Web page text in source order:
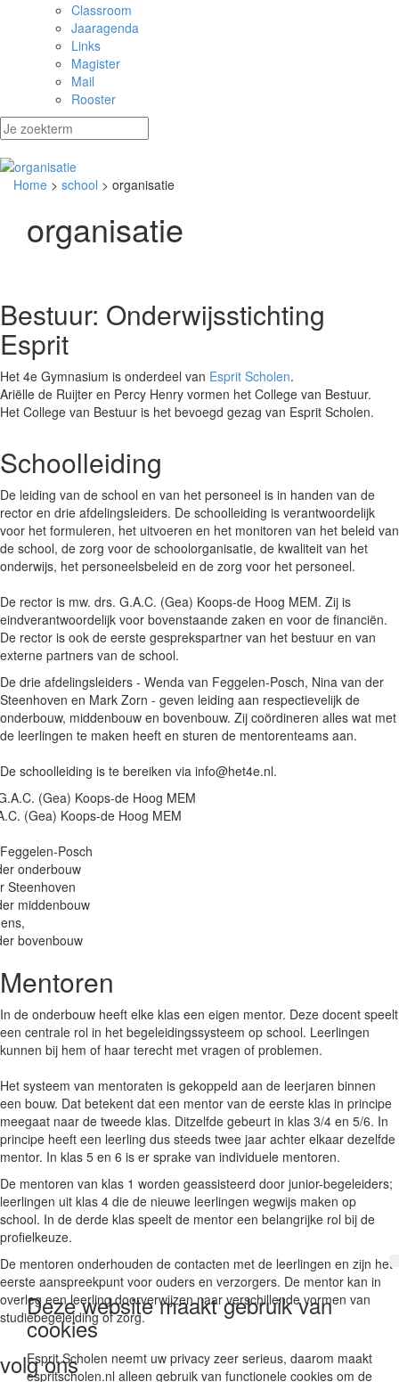
Classroom
Jaaragenda
Links
Magister
Mail
Rooster
Home > school > organisatie
organisatie
Bestuur: Onderwijsstichting
Esprit
Het 4e Gymnasium is onderdeel van Esprit Scholen.
Ariëlle de Ruijter en Percy Henry vormen het College van Bestuur.
Het College van Bestuur is het bevoegd gezag van Esprit Scholen.
Schoolleiding
De leiding van de school en van het personeel is in handen van de
rector en drie afdelingsleiders. De schoolleiding is verantwoordelijk
voor het formuleren, het uitvoeren en het monitoren van het beleid van
de school, de zorg voor de schoolorganisatie, de kwaliteit van het
onderwijs, het personeelsbeleid en de zorg voor het personeel.
De rector is mw. drs. G.A.C. (Gea) Koops-de Hoog MEM. Zij is
eindverantwoordelijk voor bovenstaande zaken en voor de financiën.
De rector is ook de eerste gesprekspartner van het bestuur en van
externe partners van de school.
De drie afdelingsleiders - Wenda van Feggelen-Posch, Nina van der
Steenhoven en Mark Zorn - geven leiding aan respectievelijk de
onderbouw, middenbouw en bovenbouw. Zij coördineren alles wat met
de leerlingen te maken heeft en sturen de mentorenteams aan.
De schoolleiding is te bereiken via info@het4e.nl.
(Gea) Koops-de Hoog MEM
Posch
onderbouw
Steenhoven
middenbouw
bovenbouw
Mentoren
In de onderbouw heeft elke klas een eigen mentor. Deze docent speelt
een centrale rol in het begeleidingssysteem op school. Leerlingen
kunnen bij hem of haar terecht met vragen of problemen.
Het systeem van mentoraten is gekoppeld aan de leerjaren binnen
een bouw. Dat betekent dat een mentor van de eerste klas in principe
meegaat naar de tweede klas. Ditzelfde gebeurt in klas 3/4 en 5/6. In
principe heeft een leerling dus steeds twee jaar achter elkaar dezelfde
mentor. In klas 5 en 6 is er sprake van individuele mentoren.
De mentoren van klas 1 worden geassisteerd door junior-begeleiders;
leerlingen uit klas 4 die de nieuwe leerlingen wegwijs maken op
school. In de derde klas speelt de mentor een belangrijke rol bij de
profielkeuze.
De mentoren onderhouden de contacten met de leerlingen en zijn het
eerste aanspreekpunt voor ouders en verzorgers. De mentor kan in
overleg een leerling doorverwijzen naar verschillende vormen van
studiebegeleiding of zorg.
volg ons
Deze website maakt gebruik van
cookies
Esprit Scholen neemt uw privacy zeer serieus, daarom maakt
espritscholen.nl alleen gebruik van functionele cookies om de